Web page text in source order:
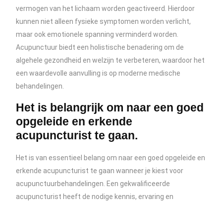
vermogen van het lichaam worden geactiveerd. Hierdoor
kunnen niet alleen fysieke symptomen worden verlicht,
maar ook emotionele spanning verminderd worden.
Acupunctuur biedt een holistische benadering om de
algehele gezondheid en welzijn te verbeteren, waardoor het
een waardevolle aanvulling is op moderne medische
behandelingen.
Het is belangrijk om naar een goed
opgeleide en erkende
acupuncturist te gaan.
Het is van essentieel belang om naar een goed opgeleide en
erkende acupuncturist te gaan wanneer je kiest voor
acupunctuurbehandelingen. Een gekwalificeerde
acupuncturist heeft de nodige kennis, ervaring en